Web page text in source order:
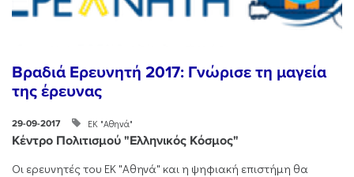
Βραδιά Ερευνητή 2017: Γνώρισε τη μαγεία
της έρευνας
29-09-2017 ΕΚ "Αθηνά"
Κέντρο Πολιτισμού "Ελληνικός Κόσμος"
Οι ερευνητές του ΕΚ "Αθηνά" και η ψηφιακή επιστήμη θα